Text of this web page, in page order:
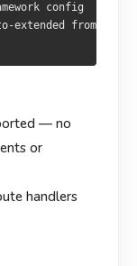
部自动配好。
數自動就位。
config
from
— no
or
handlers